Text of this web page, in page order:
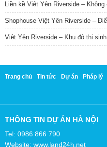
Liền kề Việt Yên Riverside –
Shophouse Việt Yên Riverside –
Việt Yên Riverside – Khu đô thị
Trang chủ Tin tức Dự án Pháp lý
THÔNG TIN DỰ ÁN HÀ NỘI
Tel: 0986 866 790
Website: www.land24h.net